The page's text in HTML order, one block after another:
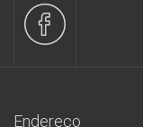
Endereço